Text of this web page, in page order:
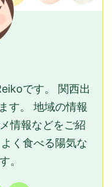
です。 関西出
す。 地域の情報
情報などをご紹
く食べる陽気な
。